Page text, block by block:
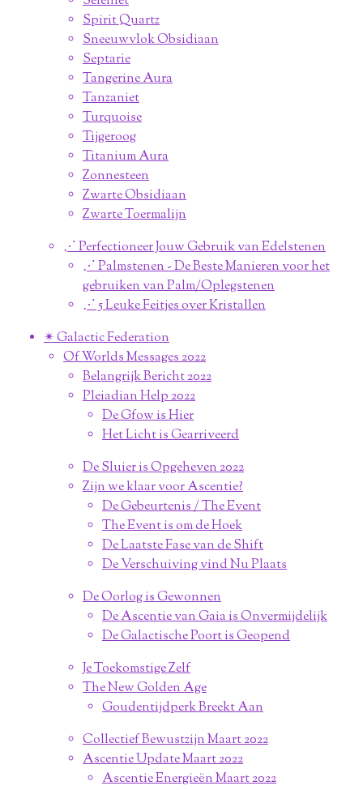
Spirit Quartz
Sneeuwvlok Obsidiaan
Septarie
Tangerine Aura
Tanzaniet
Turquoise
Tijgeroog
Titanium Aura
Zonnesteen
Zwarte Obsidiaan
Zwarte Toermalijn
⋰ Perfectioneer Jouw Gebruik van Edelstenen
⋰ Palmstenen - De Beste Manieren voor het
gebruiken van Palm/Oplegstenen
⋰ 5 Leuke Feitjes over Kristallen
✴︎ Galactic Federation
Of Worlds Messages 2022
Belangrijk Bericht 2022
Pleiadian Help 2022
De Gfow is Hier
Het Licht is Gearriveerd
De Sluier is Opgeheven 2022
Zijn we klaar voor Ascentie?
De Gebeurtenis / The Event
The Event is om de Hoek
De Laatste Fase van de Shift
De Verschuiving vind Nu Plaats
De Oorlog is Gewonnen
De Ascentie van Gaia is Onvermijdelijk
De Galactische Poort is Geopend
Je Toekomstige Zelf
The New Golden Age
Goudentijdperk Breekt Aan
Collectief Bewustzijn Maart 2022
Ascentie Update Maart 2022
Ascentie Energieën Maart 2022